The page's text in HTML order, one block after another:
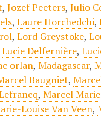
,Jozef Peeters,Julio
,Laure Horchedchi,
,Lord Greystoke,
Lucie Delfernière,
orlan,Madagascar,
Baugniet,
,Marcel
Louise Van Veen,